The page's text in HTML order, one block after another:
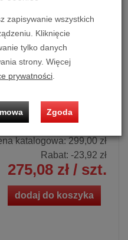
Ilość:
katalogowa:299,00 zł
Rabat: -23,92 zł
275,08 zł / szt.
dodaj do koszyka
zapisywanie wszystkich
Kliknięcie
tylko danych
strony. Więcej
prywatności.
Zgoda